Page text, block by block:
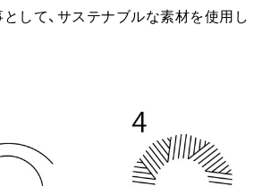
して、サステナブルな素材を使用し